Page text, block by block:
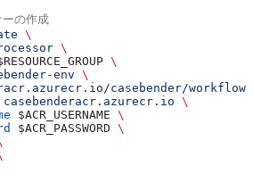
の作成
\
\
\
env \
casebender/
casebenderacr.azurecr.io \
$ACR_USERNAME \
$ACR_PASSWORD \